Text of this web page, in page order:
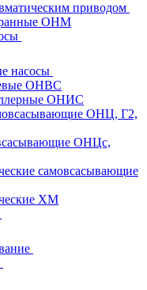
приводом
ОНМ
насосы
ОНВС
ОНИС
ОНЦ, Г2,
ОНЦс,
самовсасывающие
ХМ